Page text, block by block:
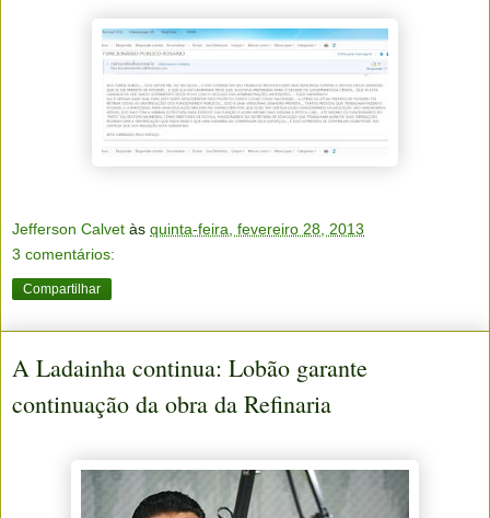
Jefferson Calvet às quinta-feira, fevereiro 28, 2013
3 comentários:
Compartilhar
A Ladainha continua: Lobão garante
continuação da obra da Refinaria